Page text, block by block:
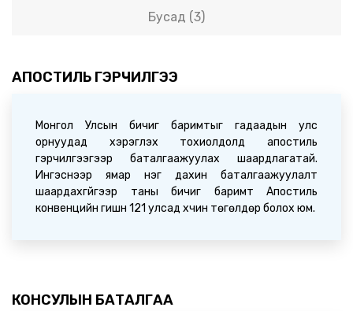
ИРГЭДИЙН АНХААРАЛД (2026.06.10)
уулзалт Улаанбаатар хотноо зохион байгуулагдав
2026-06-03 23:59:31
Мэдээ
Цахим апостиль программын олон улсын 14 дэх
2026-05-14 02:23:16
2026-04-14 09:20:05
Бусад (3)
АПОСТИЛЬ ГЭРЧИЛГЭЭ
Монгол Улсын бичиг баримтыг гадаадын улс
орнуудад хэрэглэх тохиолдолд апостиль
гэрчилгээгээр баталгаажуулах шаардлагатай.
Ингэснээр ямар нэг дахин баталгаажуулалт
шаардахгүйгээр таны бичиг баримт Апостиль
конвенцийн гишүүн 121 улсад хүчин төгөлдөр болох юм.
КОНСУЛЫН БАТАЛГАА